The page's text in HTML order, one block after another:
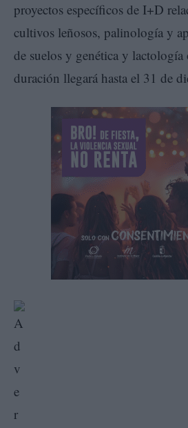
proyectos específicos de I+D
cultivos leñosos, palinología y
de suelos y genética y lactología
duración llegará hasta el 31 de